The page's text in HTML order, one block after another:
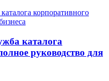
каталога
руководство для